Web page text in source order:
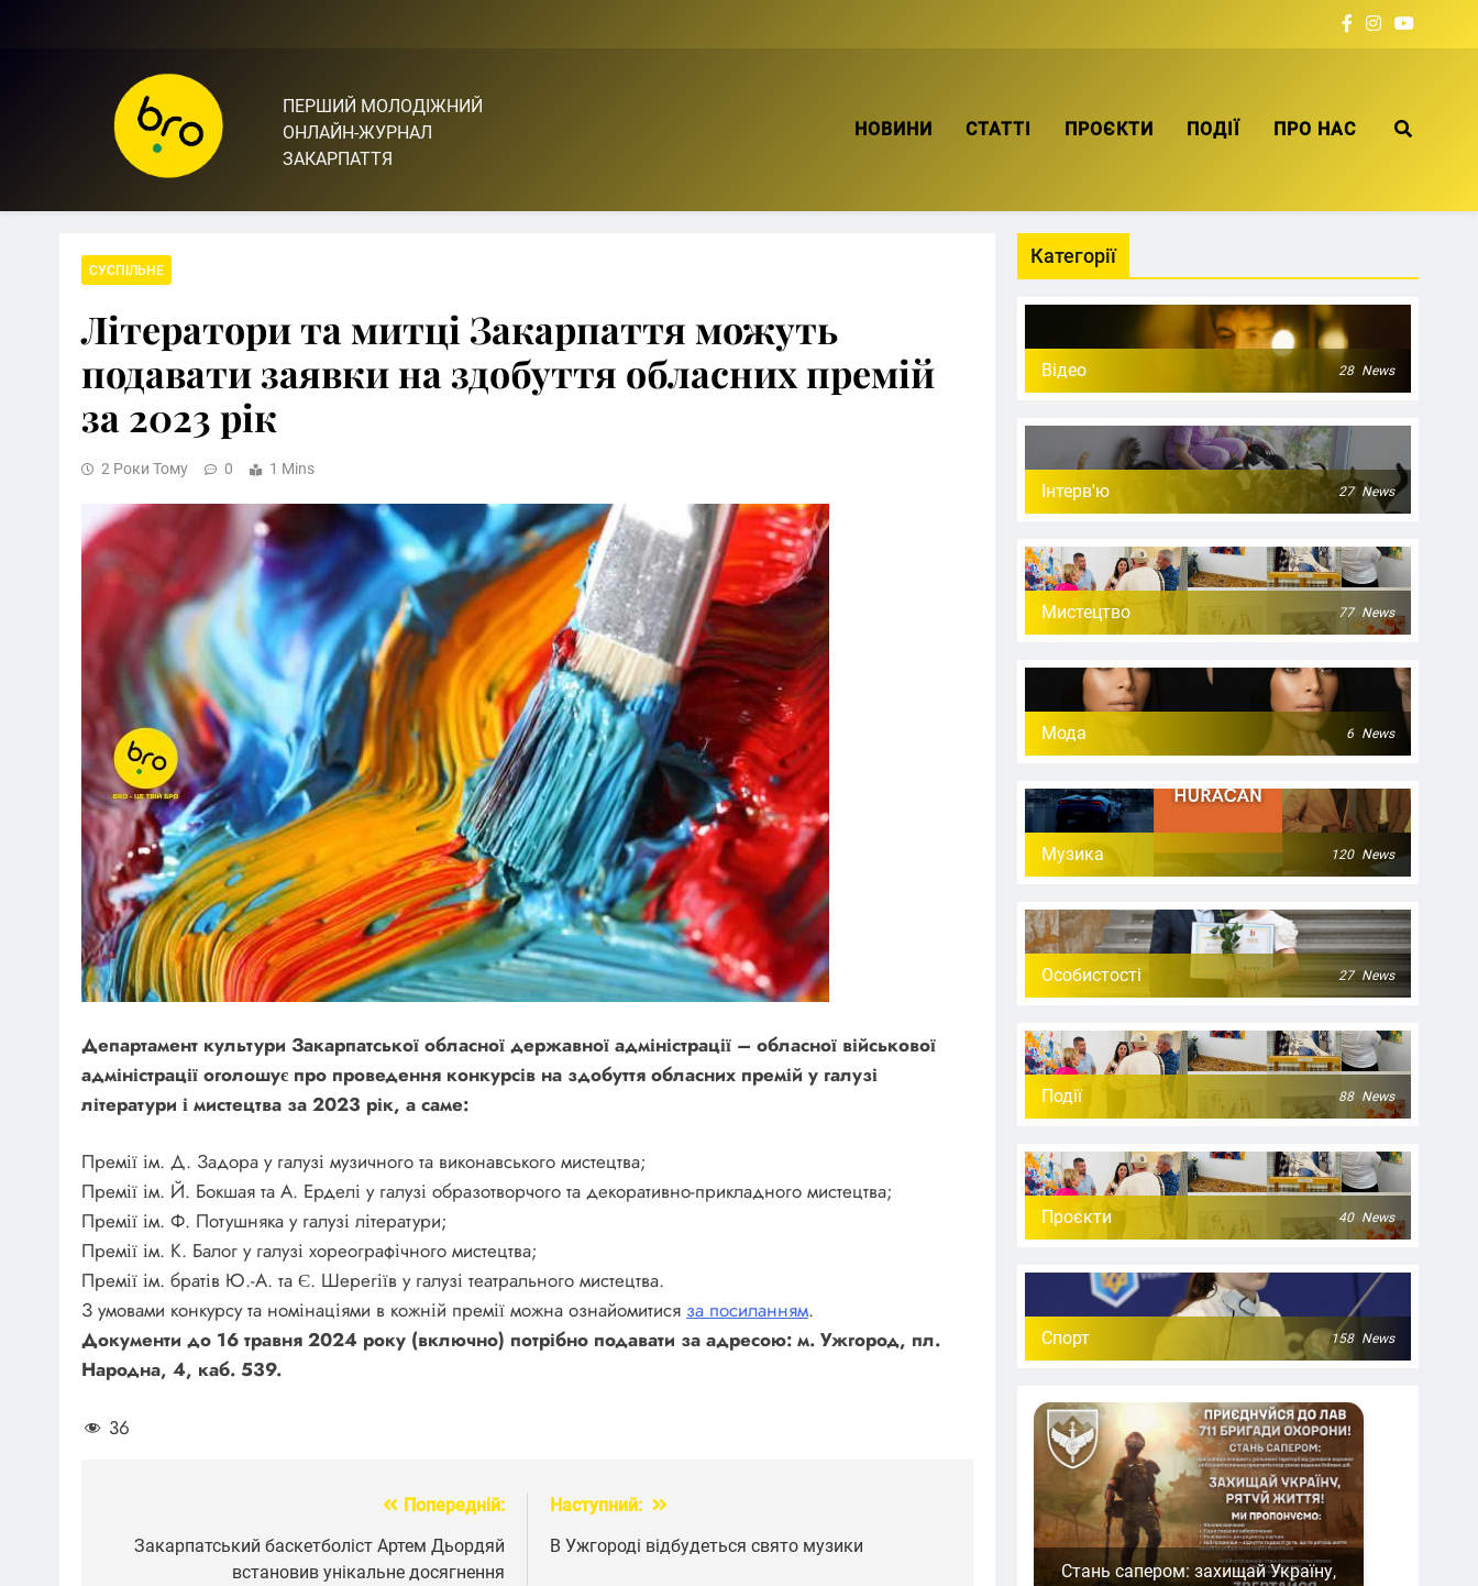
Bro.org.ua | BRO – ЦЕ ТВІЙ БРО
ПЕРШИЙ МОЛОДІЖНИЙ
ОНЛАЙН-ЖУРНАЛ
ЗАКАРПАТТЯ
НОВИНИ СТАТТІ ПРОЄКТИ ПОДІЇ ПРО НАС
СУСПІЛЬНЕ
Літератори та митці Закарпаття можуть
подавати заявки на здобуття обласних премій
за 2023 рік
2 Роки Тому 0 1 Mins
Департамент культури Закарпатської обласної державної адміністрації – обласної військової
адміністрації оголошує про проведення конкурсів на здобуття обласних премій у галузі
літератури і мистецтва за 2023 рік, а саме:
Премії ім. Д. Задора у галузі музичного та виконавського мистецтва;
Премії ім. Й. Бокшая та А. Ерделі у галузі образотворчого та декоративно-прикладного мистецтва;
Премії ім. Ф. Потушняка у галузі літератури;
Премії ім. К. Балог у галузі хореографічного мистецтва;
Премії ім. братів Ю.-А. та Є. Шерегіїв у галузі театрального мистецтва.
З умовами конкурсу та номінаціями в кожній премії можна ознайомитися за посиланням.
Документи до 16 травня 2024 року (включно) потрібно подавати за адресою: м. Ужгород, пл.
Народна, 4, каб. 539.
36
записів
Попередній:
Закарпатський баскетболіст Артем Дьордяй
встановив унікальне досягнення
Наступний:
В Ужгороді відбудеться свято музики
Категорії
Відео 28 News
Інтерв'ю 27 News
Мистецтво 77 News
Мода 6 News
Музика 120 News
Особистості 27 News
Події 88 News
Проєкти 40 News
Спорт 158 News
Стань сапером: захищай Україну,